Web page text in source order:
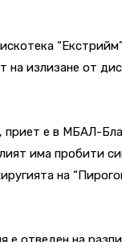
на излизане от
е в МБАЛ-
има пробити
на